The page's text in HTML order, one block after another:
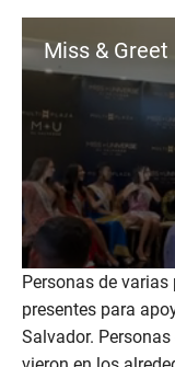
2
c
n
Miss & Greet
0
s
e
c
o
Personas de
presentes para
Salvador.